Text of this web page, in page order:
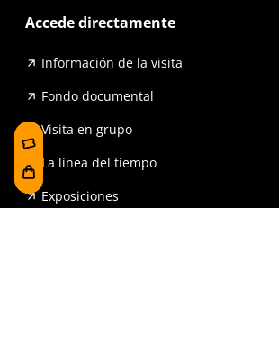
Accede directamente
Información de la visita
Fondo documental
Visita en grupo
La línea del tiempo
Exposiciones